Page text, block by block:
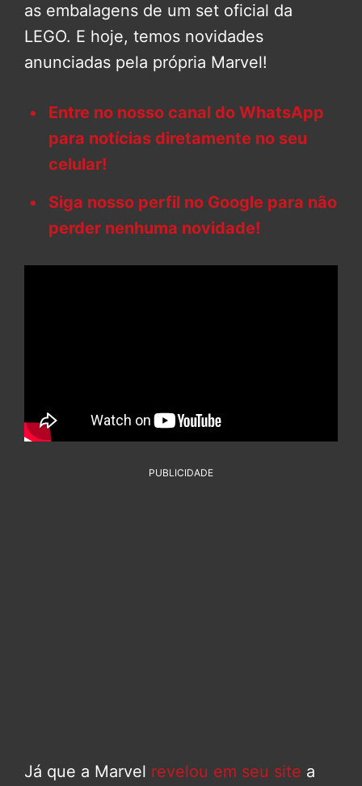
as embalagens de um set oficial da
LEGO. E hoje, temos novidades
anunciadas pela própria Marvel!
Entre no nosso canal do WhatsApp
para notícias diretamente no seu
celular!
Siga nosso perfil no Google para não
perder nenhuma novidade!
PUBLICIDADE
Já que a Marvel revelou em seu site a